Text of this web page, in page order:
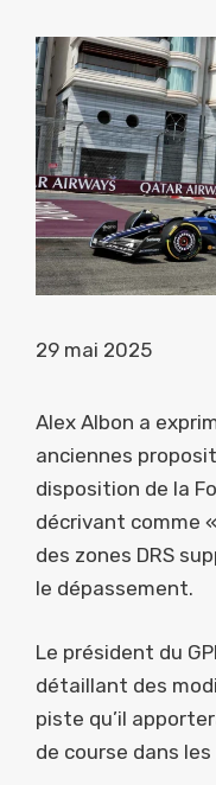
29 mai 2025
Alex Albon a
anciennes
disposition de la
décrivant comme
des zones DRS
le dépassement.
Le président du
détaillant des
piste qu’il
de course dans